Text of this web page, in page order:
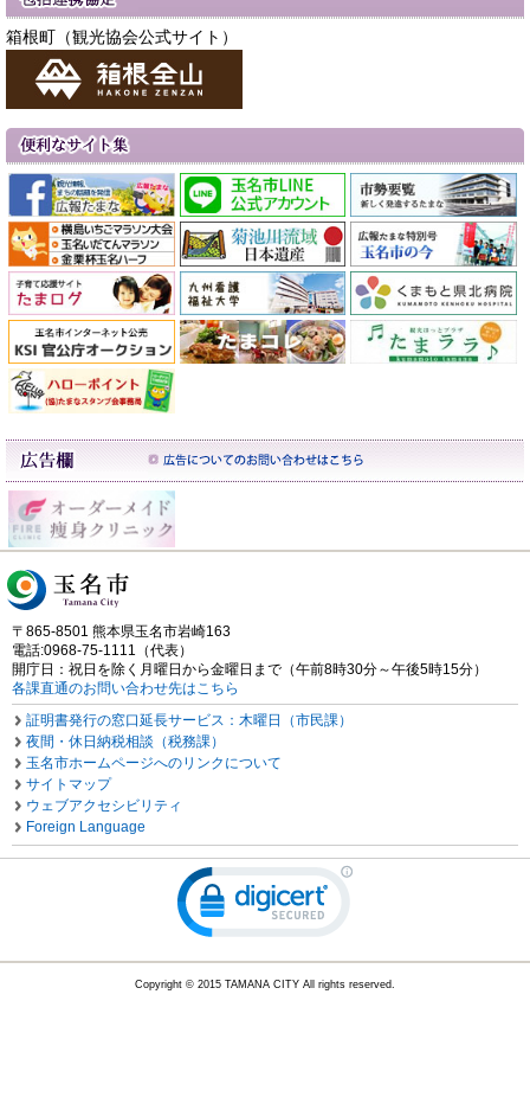
箱根町（観光協会公式サイト）
〒865-8501 熊本県玉名市岩崎163
電話:0968-75-1111（代表）
開庁日：祝日を除く月曜日から金曜日まで（午前8時30分～午後5時15分）
各課直通のお問い合わせ先はこちら
証明書発行の窓口延長サービス：木曜日（市民課）
夜間・休日納税相談（税務課）
玉名市ホームページへのリンクについて
サイトマップ
ウェブアクセシビリティ
Foreign Language
Copyright © 2015 TAMANA CITY All rights reserved.